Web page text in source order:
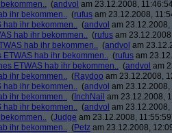
(andvol am 23.12.2008,
ihr bekommen.. (rufus am 23.12.2008,
hab ihr bekommen.. (andvol am
hab ihr bekommen.. (rufus am
hab ihr bekommen.. (andvol am
ETWAS hab ihr bekommen.. (rufus am
ETWAS hab ihr bekommen.. (andvol am
ihr bekommen.. (Raydoo am 23.12.2008,
hab ihr bekommen.. (andvol am
ihr bekommen.. ( InchNail am 23.12.2008,
hab ihr bekommen.. (andvol am
(Judge am 23.12.2008,
ihr bekommen.. (Petz am 23.12.2008,